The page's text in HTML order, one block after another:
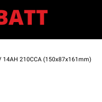
14AH 210CCA (150x87x161mm)